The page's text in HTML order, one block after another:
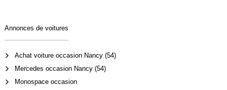
Annonces de voitures
Achat voiture occasion Nancy (54)
Mercedes occasion Nancy (54)
Monospace occasion